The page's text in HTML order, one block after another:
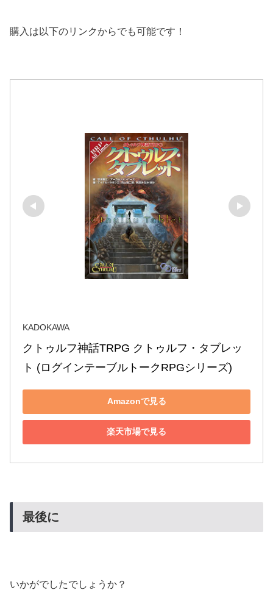
購入は以下のリンクからでも可能です！
KADOKAWA
クトゥルフ神話TRPG クトゥルフ・タブレッ
ト (ログインテーブルトークRPGシリーズ)
Amazonで見る
楽天市場で見る
最後に
いかがでしたでしょうか？